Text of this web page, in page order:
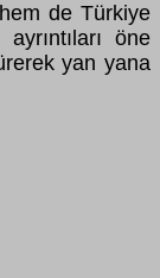
de Türkiye
öne
yan yana